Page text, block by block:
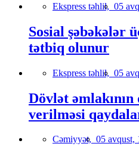
Ekspress təhlil, 05
Sosial şəbəkələr
tətbiq olunur
Ekspress təhlil, 05
Dövlət
verilməsi
Cəmiyyət, 05 avqust,